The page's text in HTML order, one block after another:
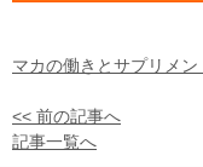
マカの働きとサプリメン
<< 前の記事へ
記事一覧へ